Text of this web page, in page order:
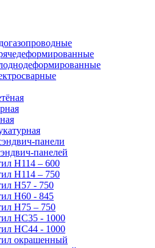
панели
панелей
Н114 – 600
Н114 – 750
Н57 - 750
Н60 - 845
Н75 – 750
НС35 - 1000
НС44 - 1000
окрашенный